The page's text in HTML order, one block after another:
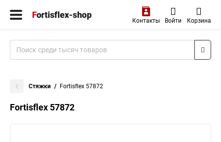
Контакты Войти Корзина
Стяжки Fortisflex 57872
Fortisflex 57872